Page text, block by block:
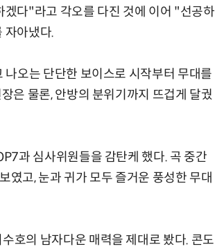
다"라고 각오를 다진 것에 이어 "선공하
자아냈다.
오는 단단한 보이스로 시작부터 무대를
은 물론, 안방의 분위기까지 뜨겁게 달궜
과 심사위원들을 감탄케 했다. 곡 중간
였고, 눈과 귀가 모두 즐거운 풍성한 무대
호의 남자다운 매력을 제대로 봤다. 콘도